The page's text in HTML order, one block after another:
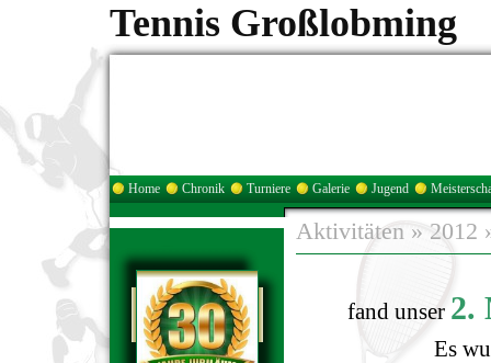
Tennis Großlobming
Home Chronik Turniere Galerie Jugend
Aktivitäten » 2012
fand unser 2.
Es